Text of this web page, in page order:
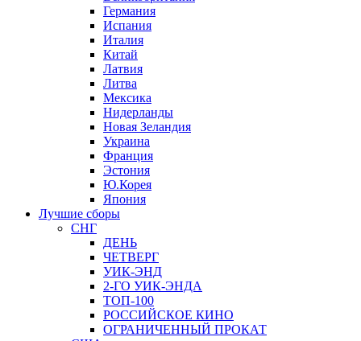
Германия
Испания
Италия
Китай
Латвия
Литва
Мексика
Нидерланды
Новая Зеландия
Украина
Франция
Эстония
Ю.Корея
Япония
Лучшие сборы
СНГ
ДЕНЬ
ЧЕТВЕРГ
УИК-ЭНД
2-ГО УИК-ЭНДА
ТОП-100
РОССИЙСКОЕ КИНО
ОГРАНИЧЕННЫЙ ПРОКАТ